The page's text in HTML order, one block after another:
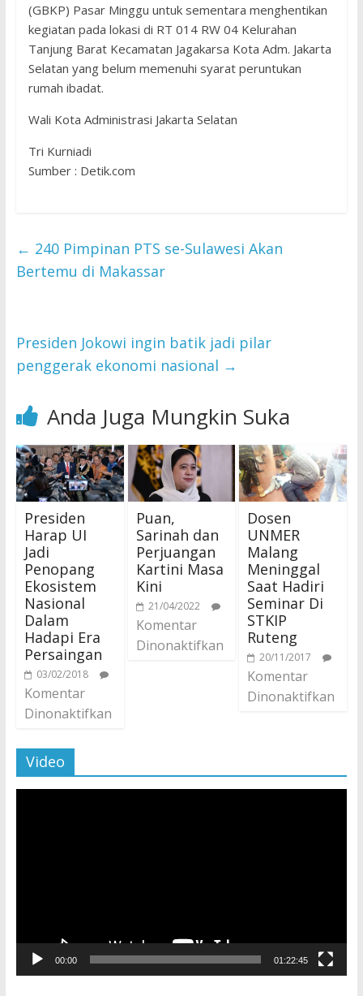
(GBKP) Pasar Minggu untuk sementara menghentikan
kegiatan pada lokasi di RT 014 RW 04 Kelurahan
Tanjung Barat Kecamatan Jagakarsa Kota Adm. Jakarta
Selatan yang belum memenuhi syarat peruntukan
rumah ibadat.
Wali Kota Administrasi Jakarta Selatan
Tri Kurniadi
Sumber : Detik.com
← 240 Pimpinan PTS se-Sulawesi Akan
Bertemu di Makassar
Presiden Jokowi ingin batik jadi pilar
penggerak ekonomi nasional →
Anda Juga Mungkin Suka
Presiden
Harap UI
Jadi
Penopang
Ekosistem
Nasional
Dalam
Hadapi Era
Persaingan
03/02/2018
Komentar
Dinonaktifkan
Puan,
Sarinah dan
Perjuangan
Kartini Masa
Kini
21/04/2022
Komentar
Dinonaktifkan
Dosen
UNMER
Malang
Meninggal
Saat Hadiri
Seminar Di
STKIP
Ruteng
20/11/2017
Komentar
Dinonaktifkan
Video
00:00 01:22:45